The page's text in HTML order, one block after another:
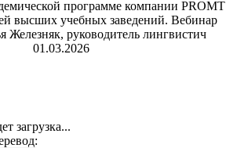
программе компании PROMT
высших учебных заведений. Вебинар
Железняк, руководитель лингвистич
01.03.2026
загрузка...